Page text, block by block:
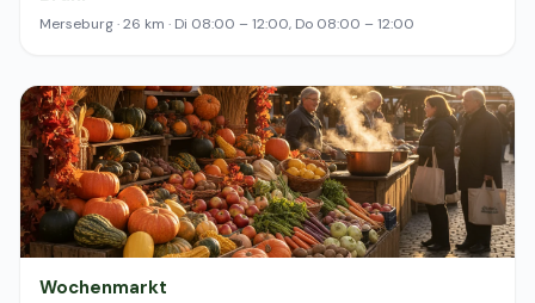
Merseburg · 26 km · Di 08:00 – 12:00, Do 08:00 – 12:00
Wochenmarkt